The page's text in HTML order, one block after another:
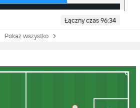
Łączny czas 96:34
Pokaż wszystko